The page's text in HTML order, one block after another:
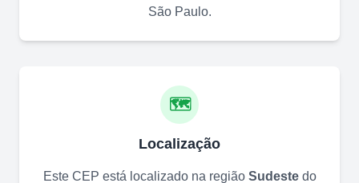
São Paulo.
🗺️
Localização
Este CEP está localizado na região Sudestedo